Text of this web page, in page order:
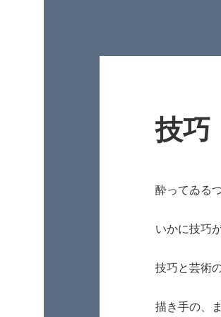
技巧
酔ってゐる
いかに技巧
技巧と芸術
描き手の、